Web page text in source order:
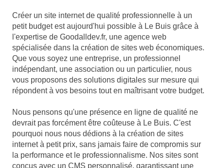
Créer un site internet de qualité professionnelle à un
petit budget est aujourd'hui possible à Le Buis grâce à
l'expertise de Goodalldev.fr, une agence web
spécialisée dans la création de sites web économiques.
Que vous soyez une entreprise, un professionnel
indépendant, une association ou un particulier, nous
vous proposons des solutions digitales sur mesure qui
répondent à vos besoins tout en maîtrisant votre budget.
Nous pensons qu'une présence en ligne de qualité ne
devrait pas forcément être coûteuse à Le Buis. C'est
pourquoi nous nous dédions à la création de sites
internet à petit prix, sans jamais faire de compromis sur
la performance et le professionnalisme. Nos sites sont
conçus avec un CMS personnalisé, garantissant une